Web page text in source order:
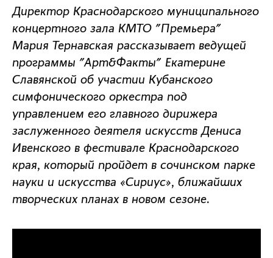
Директор Краснодарского муниципального
концертного зала КМТО "Премьера"
Мария Тернавская рассказывает ведущей
программы "Арт&Факты" Екатерине
Славянской об участии Кубанского
симфонического оркестра под
управлением его главного дирижера
заслуженного деятеля искусств Дениса
Ивенского в фестивале Краснодарского
края, который пройдет в сочинском парке
науки и искусства «Сириус», ближайших
творческих планах в новом сезоне.